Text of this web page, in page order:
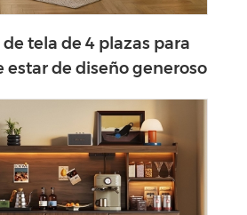
de tela de 4 plazas para
estar de diseño generoso